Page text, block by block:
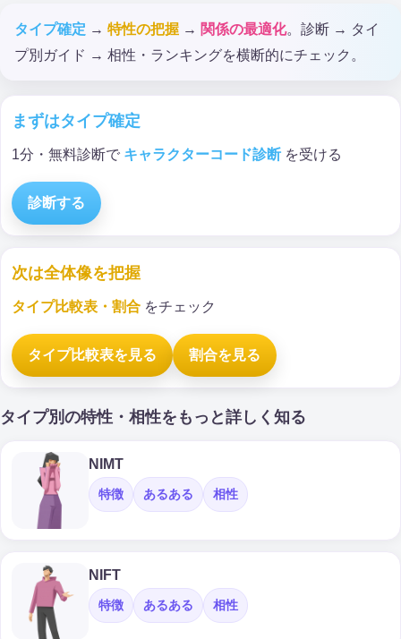
タイプ確定 → 特性の把握 → 関係の最適化。診断 → タイ
プ別ガイド → 相性・ランキングを横断的にチェック。
まずはタイプ確定
1分・無料診断で キャラクターコード診断 を受ける
診断する
次は全体像を把握
タイプ比較表・割合 をチェック
タイプ比較表を見る 割合を見る
タイプ別の特性・相性をもっと詳しく知る
NIMT
特徴 あるある 相性
NIFT
特徴 あるある 相性